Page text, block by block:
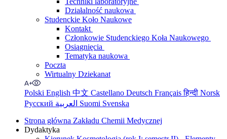
Działalność naukowa
Studenckie Koło Naukowe
Kontakt
Członkowie Studenckiego Koła Naukowego
Osiągnięcia
Tematyka naukowa
Poczta
Wirtualny Dziekanat
Polski English 中文 Castellano Deutsch Françaisहिन्दी Norsk
Русский
Suomi Svenska
Strona główna Zakładu Chemii Medycznej
Dydaktyka